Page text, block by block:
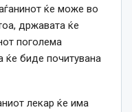
ќе може во
државата ќе
поголема
ќе биде почитувана
лекар ќе има